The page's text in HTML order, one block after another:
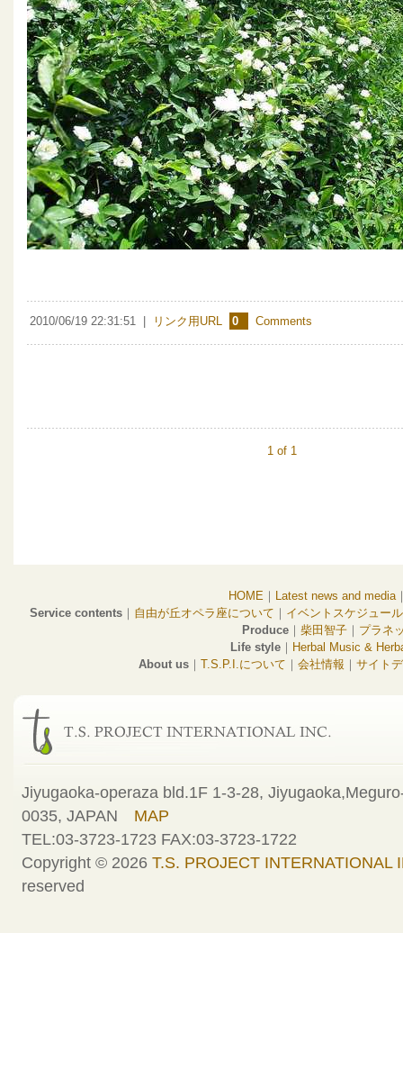
2010/06/19 22:31:51 リンク用URL 0 Comments
1 of 1
HOME｜ Latest news and media
Service contents ｜ 自由が丘オペラ座について ｜ イベントスケジュール
Produce ｜ 柴田智子 ｜ プラネ
Life style ｜ Herbal Music &
About us｜ T.S.P.I.について ｜ 会社情報 ｜ サイト
Jiyugaoka-operaza bld.1F 1-3-28,
0035, JAPAN MAP
TEL:03-3723-1723 FAX:03-3723-1722
Copyright © 2026 T.S. PROJECT INTERNATIONAL
reserved